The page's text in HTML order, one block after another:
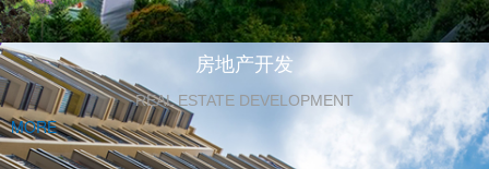
房地产开发
REAL ESTATE DEVELOPMENT
MORE